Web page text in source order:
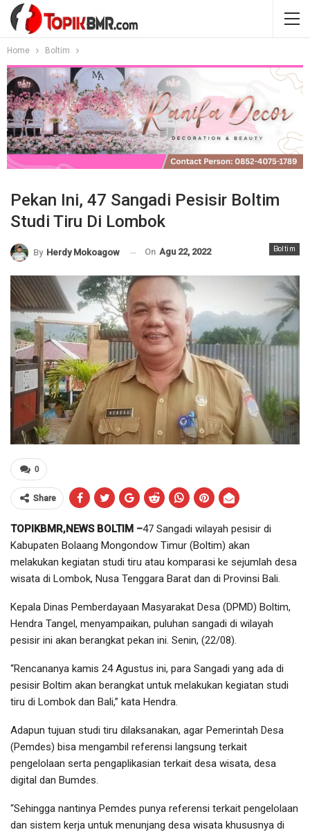
Home Boltim
Pekan Ini, 47 Sangadi Pesisir Boltim
Studi Tiru Di Lombok
Boltim
By Herdy Mokoagow On Agu 22, 2022
0
Share
TOPIKBMR,NEWS BOLTIM –47 Sangadi wilayah pesisir di
Kabupaten Bolaang Mongondow Timur (Boltim) akan
melakukan kegiatan studi tiru atau komparasi ke sejumlah desa
wisata di Lombok, Nusa Tenggara Barat dan di Provinsi Bali.
Kepala Dinas Pemberdayaan Masyarakat Desa (DPMD) Boltim,
Hendra Tangel, menyampaikan, puluhan sangadi di wilayah
pesisir ini akan berangkat pekan ini. Senin, (22/08).
“Rencananya kamis 24 Agustus ini, para Sangadi yang ada di
pesisir Boltim akan berangkat untuk melakukan kegiatan studi
tiru di Lombok dan Bali,” kata Hendra.
Adapun tujuan studi tiru dilaksanakan, agar Pemerintah Desa
(Pemdes) bisa mengambil referensi langsung terkait
pengelolaan serta pengaplikasian terkait desa wisata, desa
digital dan Bumdes.
“Sehingga nantinya Pemdes punya referensi terkait pengelolaan
dan sistem kerja untuk menunjang desa wisata khususnya di